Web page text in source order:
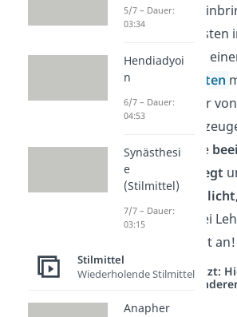
eigenen Texten
kannst du am besten
Kommentaroder
Bei diesen
Textarten
nämlich den Leser
Standpunkt
rhetorische Frage
Nachdenken anregt
Wertung verdeutlicht
dazu geeignet. Bei
übrigens auch gut an!
Studyflix vernetzt:
einem
5/7 – Dauer:
03:34
Hendiadyoi
n
6/7 – Dauer:
04:53
Synästhesi
e
(Stilmittel)
7/7 – Dauer:
03:15
Stilmittel
Wiederholende Stilmittel
Anapher